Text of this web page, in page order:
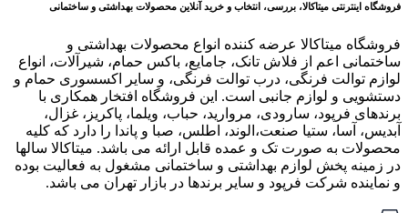
فروشگاه اینترنتی میتاکالا، بررسی، انتخاب و خرید آنلاین محصولات بهداشتی و ساختمانی
فروشگاه میتاکالا عرضه کننده انواع محصولات بهداشتی و
ساختمانی اعم از فلاش تانک، جامایع، باکس حمام، شیرآلات، انواع
لوازم توالت فرنگی، درب توالت فرنگی، و سایر اکسسوری حمام و
دستشویی و لوازم جانبی است. این فروشگاه افتخار همکاری با
برندهای فرپود، سارودی، مروارید، حباب، ویلما، پاکریز، غزال،
آبدیس، آسا، ستیا صنعت،الوند، اطلس، صبا و پاندا را دارد که کلیه
محصولات به صورت تک و عمده قابل ارائه می باشد. میتاکالا سالها
در زمینه پخش لوازم بهداشتی و ساختمانی مشغول به فعالیت بوده
و نماینده شرکت فرپود و سایر برندها در بازار تهران می باشد.